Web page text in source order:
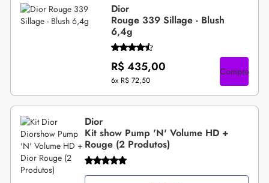
Dior
Rouge 339 Sillage - Blush
6,4g
R$ 435,00
6x R$ 72,50
Compre
Dior
Kit show Pump 'N' Volume HD +
Rouge (2 Produtos)